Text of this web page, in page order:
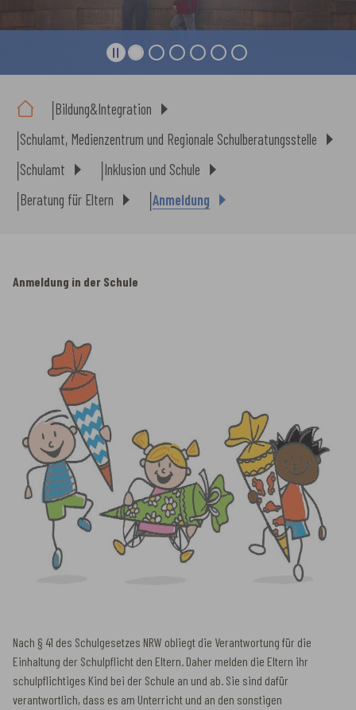
Bildung&Integration
Schulamt, Medienzentrum und Regionale Schulberatungsstelle
Schulamt
Inklusion und Schule
Beratung für Eltern
Anmeldung
Anmeldung in der Schule
Nach § 41 des Schulgesetzes NRW obliegt die Verantwortung für die
Einhaltung der Schulpflicht den Eltern. Daher melden die Eltern ihr
schulpflichtiges Kind bei der Schule an und ab. Sie sind dafür
verantwortlich, dass es am Unterricht und an den sonstigen